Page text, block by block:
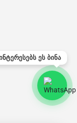
ეს ბინა